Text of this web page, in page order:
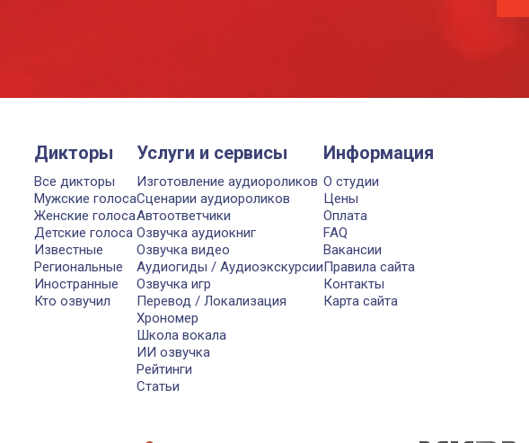
Дикторы
Все дикторы
Мужские голоса
Женские голоса
Детские голоса
Известные
Региональные
Иностранные
Кто озвучил
Услуги и сервисы
Изготовление аудиороликов
Сценарии аудиороликов
Автоответчики
Озвучка аудиокниг
Озвучка видео
Аудиогиды / Аудиоэкскурсии
Озвучка игр
Перевод / Локализация
Хрономер
Школа вокала
ИИ озвучка
Рейтинги
Статьи
Информация
О студии
Цены
Оплата
FAQ
Вакансии
Правила сайта
Контакты
Карта сайта